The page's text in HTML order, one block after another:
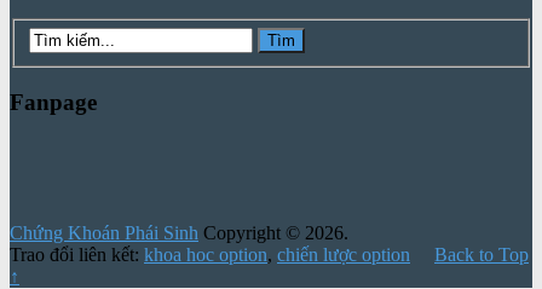
Fanpage
Chứng Khoán Phái Sinh Copyright © 2026.
Trao đổi liên kết: khoa hoc option, chiến lược option
Back to Top
↑